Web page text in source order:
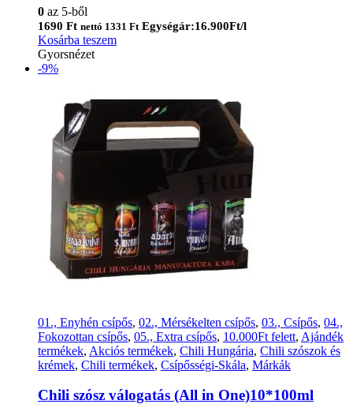
0 az 5-ből
1690 Ft nettó 1331 Ft Egységár:16.900Ft/l
Kosárba teszem
Gyorsnézet
-9%
01., Enyhén csípős, 02., Mérsékelten csípős, 03., Csípős, 04.,
Fokozottan csípős, 05., Extra csípős, 10.000Ft felett, Ajándék
termékek, Akciós termékek, Chili Hungária, Chili szószok és
krémek, Chili termékek, Csípősségi-Skála, Márkák
Chili szósz válogatás (All in One)10*100ml